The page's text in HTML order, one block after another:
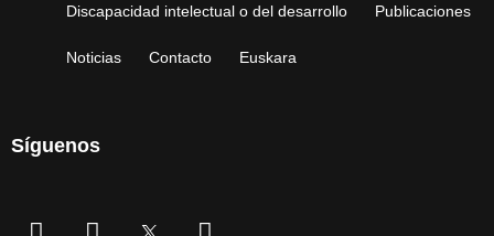
Discapacidad intelectual o del desarrollo Publicaciones
Noticias Contacto Euskara
Síguenos